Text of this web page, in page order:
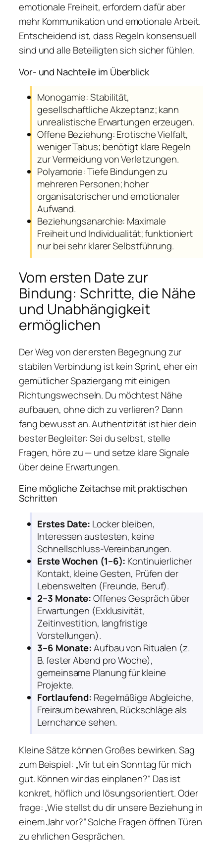
emotionale Freiheit, erfordern dafür aber
mehr Kommunikation und emotionale Arbeit.
Entscheidend ist, dass Regeln konsensuell
sind und alle Beteiligten sich sicher fühlen.
Vor- und Nachteile im Überblick
Monogamie: Stabilität,
gesellschaftliche Akzeptanz; kann
unrealistische Erwartungen erzeugen.
Offene Beziehung: Erotische Vielfalt,
weniger Tabus; benötigt klare Regeln
zur Vermeidung von Verletzungen.
Polyamorie: Tiefe Bindungen zu
mehreren Personen; hoher
organisatorischer und emotionaler
Aufwand.
Beziehungsanarchie: Maximale
Freiheit und Individualität; funktioniert
nur bei sehr klarer Selbstführung.
Vom ersten Date zur
Bindung: Schritte, die Nähe
und Unabhängigkeit
ermöglichen
Der Weg von der ersten Begegnung zur
stabilen Verbindung ist kein Sprint, eher ein
gemütlicher Spaziergang mit einigen
Richtungswechseln. Du möchtest Nähe
aufbauen, ohne dich zu verlieren? Dann
fang bewusst an. Authentizität ist hier dein
bester Begleiter: Sei du selbst, stelle
Fragen, höre zu — und setze klare Signale
über deine Erwartungen.
Eine mögliche Zeitachse mit praktischen
Schritten
Erstes Date: Locker bleiben,
Interessen austesten, keine
Schnellschluss-Vereinbarungen.
Erste Wochen (1–6): Kontinuierlicher
Kontakt, kleine Gesten, Prüfen der
Lebenswelten (Freunde, Beruf).
2–3 Monate:Offenes Gespräch über
Erwartungen (Exklusivität,
Zeitinvestition, langfristige
Vorstellungen).
3–6 Monate:Aufbau von Ritualen (z.
B. fester Abend pro Woche),
gemeinsame Planung für kleine
Projekte.
Fortlaufend: Regelmäßige Abgleiche,
Freiraum bewahren, Rückschläge als
Lernchance sehen.
Kleine Sätze können Großes bewirken. Sag
zum Beispiel: „Mir tut ein Sonntag für mich
gut. Können wir das einplanen?“ Das ist
konkret, höflich und lösungsorientiert. Oder
frage: „Wie stellst du dir unsere Beziehung in
einem Jahr vor?“ Solche Fragen öffnen Türen
zu ehrlichen Gesprächen.